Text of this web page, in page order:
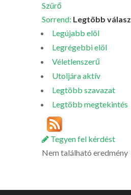
Szürő
Sorrend: Legtöbb válasz
Legújabb elöl
Legrégebbi elöl
Véletlenszerű
Utoljára aktív
Legtöbb szavazat
Legtöbb megtekintés
Tegyen fel kérdést
Nem található eredmény